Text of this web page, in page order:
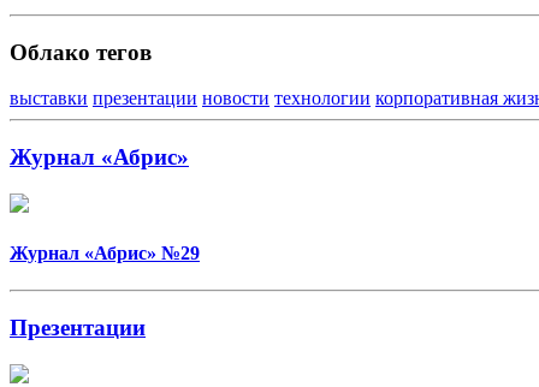
Облако тегов
выставки презентации новости технологии корпоративная
Журнал «Абрис»
Журнал «Абрис» №29
Презентации